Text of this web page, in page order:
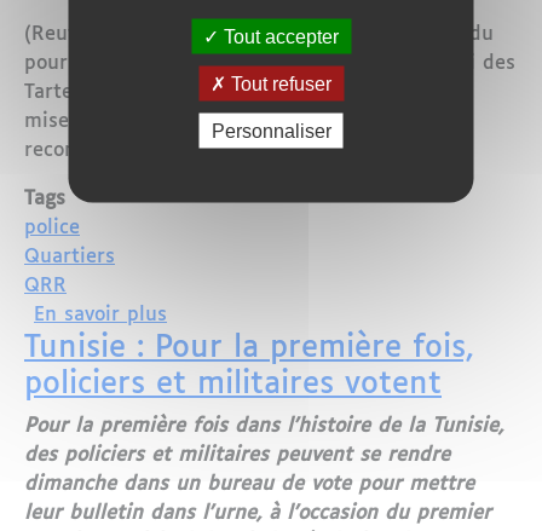
(Reuters) - Le ministre de l’Intérieur s’est rendu
pour l’occasion dans un quartier sensible, celui des
Tarterêts à Corbeil-Essonnes (Essonne) pour la
mise en place officielle des "quartiers de
reconquête républicaine".
Tags
police
Quartiers
QRR
En savoir plus
Tunisie : Pour la première fois,
policiers et militaires votent
Pour la première fois dans l'histoire de la Tunisie,
des policiers et militaires peuvent se rendre
dimanche dans un bureau de vote pour mettre
leur bulletin dans l'urne, à l'occasion du premier
Tout accepter
Tout refuser
Personnaliser